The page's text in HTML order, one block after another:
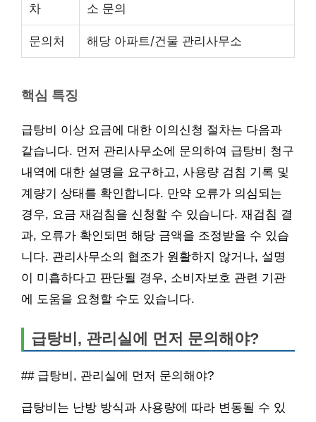
차
소 문의
문의처 해당 아파트/건물 관리사무소
핵심 특징
급탕비 이상 요금에 대한 이의신청 절차는 다음과
같습니다. 먼저 관리사무소에 문의하여 급탕비 청구
내역에 대한 설명을 요구하고, 사용량 검침 기록 및
계량기 상태를 확인합니다. 만약 오류가 의심되는
경우, 요금 재검침을 신청할 수 있습니다. 재검침 결
과, 오류가 확인되면 해당 금액을 조정받을 수 있습
니다. 관리사무소의 협조가 원활하지 않거나, 설명
이 미흡하다고 판단될 경우, 소비자보호 관련 기관
에 도움을 요청할 수도 있습니다.
급탕비, 관리실에 먼저 문의해야?
## 급탕비, 관리실에 먼저 문의해야?
급탕비는 난방 방식과 사용량에 따라 변동될 수 있